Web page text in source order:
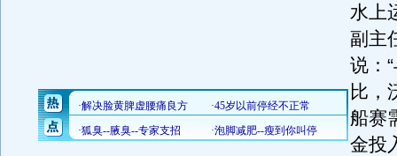
水上
副主
说：
比，
船赛
金投